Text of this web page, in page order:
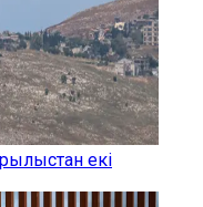
екі